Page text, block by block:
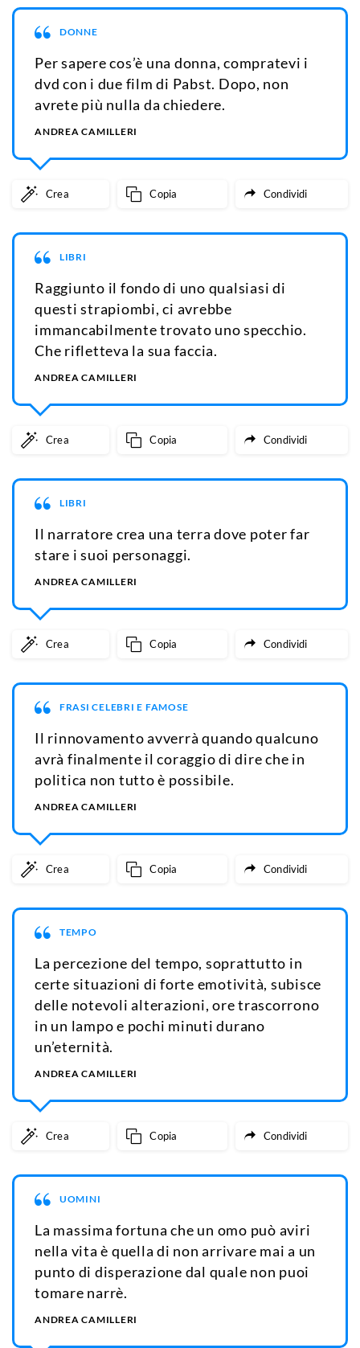
DONNE
Per sapere cos’è una donna, compratevi i
dvd con i due film di Pabst. Dopo, non
avrete più nulla da chiedere.
ANDREA CAMILLERI
Crea Copia Condividi
LIBRI
Raggiunto il fondo di uno qualsiasi di
questi strapiombi, ci avrebbe
immancabilmente trovato uno specchio.
Che rifletteva la sua faccia.
ANDREA CAMILLERI
Crea Copia Condividi
LIBRI
Il narratore crea una terra dove poter far
stare i suoi personaggi.
ANDREA CAMILLERI
Crea Copia Condividi
FRASI CELEBRI E FAMOSE
Il rinnovamento avverrà quando qualcuno
avrà finalmente il coraggio di dire che in
politica non tutto è possibile.
ANDREA CAMILLERI
Crea Copia Condividi
TEMPO
La percezione del tempo, soprattutto in
certe situazioni di forte emotività, subisce
delle notevoli alterazioni, ore trascorrono
in un lampo e pochi minuti durano
un’eternità.
ANDREA CAMILLERI
Crea Copia Condividi
UOMINI
La massima fortuna che un omo può aviri
nella vita è quella di non arrivare mai a un
punto di disperazione dal quale non puoi
tomare narrè.
ANDREA CAMILLERI